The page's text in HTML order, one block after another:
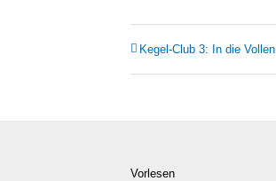
Kegel-Club 3: In die Vol­len
Vorlesen